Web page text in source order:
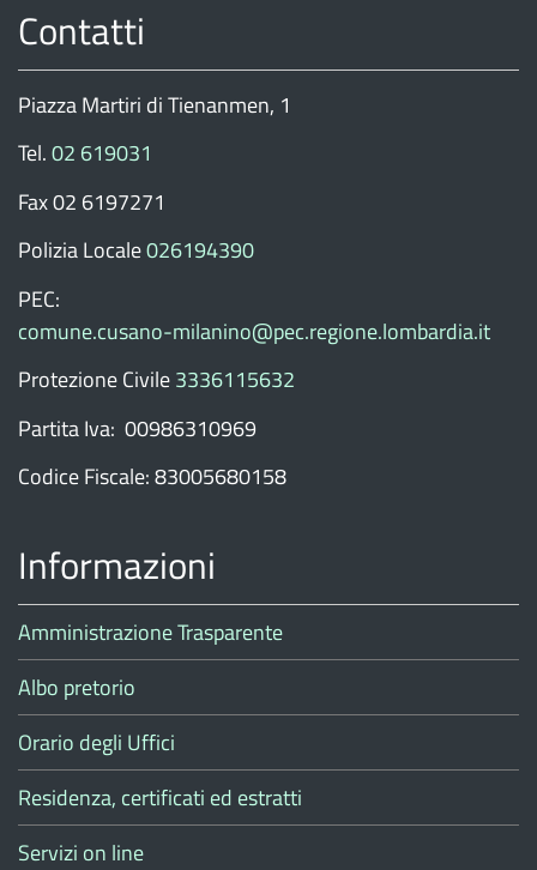
Contatti
Piazza Martiri di Tienanmen, 1
Tel.02 619031
Fax 02 6197271
Polizia Locale026194390
PEC:
comune.cusano-milanino@pec.regione.lombardia.it
Protezione Civile3336115632
Partita Iva: 00986310969
Codice Fiscale: 83005680158
Informazioni
Amministrazione Trasparente
Albo pretorio
Orario degli Uffici
Residenza, certificati ed estratti
Servizi on line